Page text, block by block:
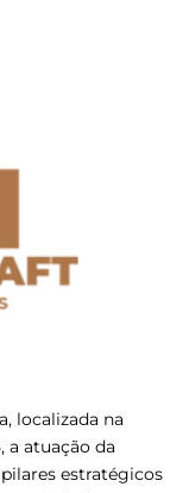
localizada na
a atuação da
estratégicos